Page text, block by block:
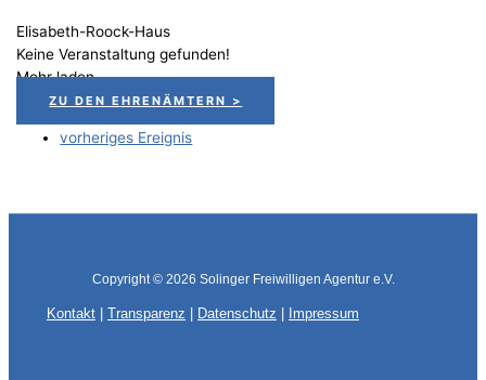
Elisabeth-Roock-Haus
Keine Veranstaltung gefunden!
Mehr laden
ZU DEN EHRENÄMTERN >
vorheriges Ereignis
Copyright © 2026 Solinger Freiwilligen Agentur e.V.
Kontakt Transparenz Datenschutz Impressum